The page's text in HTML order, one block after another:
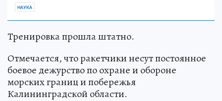
НАУКА
Тренировка прошла штатно.
Отмечается, что ракетчики несут постоянное
боевое дежурство по охране и обороне
морских границ и побережья
Калининградской области.